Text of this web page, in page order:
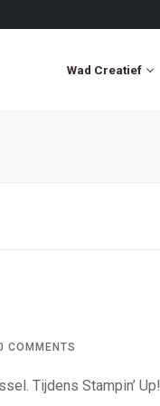
Wad Creatief
COMMENTS
Tijdens Stampin’